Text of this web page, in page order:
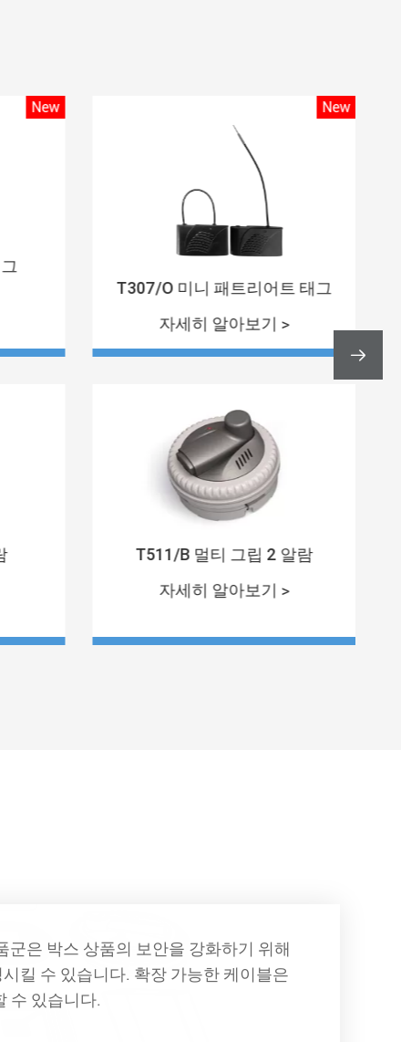
New New
T307/O 미니 패트리어트 태그
자세히 알아보기 >
T511/B 멀티 그립 2 알람
자세히 알아보기 >

군은 박스 상품의 보안을 강화하기 위해
킬 수 있습니다. 확장 가능한 케이블은
수 있습니다.